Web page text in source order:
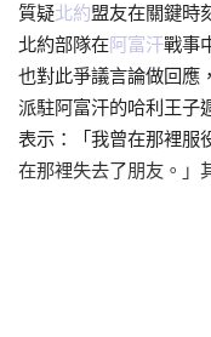
質疑北約盟友在關鍵時
北約部隊在阿富汗戰事
也對此爭議言論做回應
派駐阿富汗的哈利王子
表示：「我曾在那裡服
在那裡失去了朋友。」